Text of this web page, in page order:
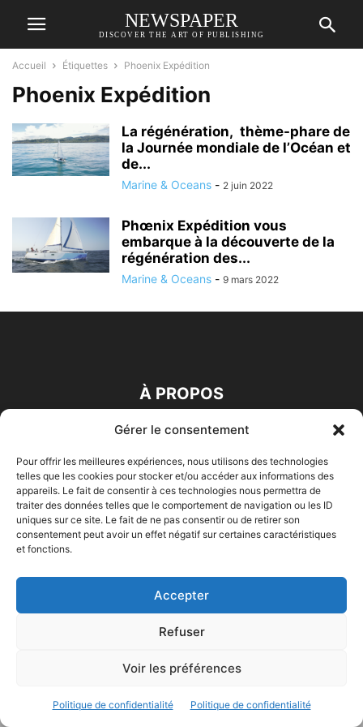
Gérer le consentement
Pour offrir les meilleures expériences, nous utilisons des technologies
telles que les cookies pour stocker et/ou accéder aux informations des
appareils. Le fait de consentir à ces technologies nous permettra de
traiter des données telles que le comportement de navigation ou les ID
uniques sur ce site. Le fait de ne pas consentir ou de retirer son
consentement peut avoir un effet négatif sur certaines caractéristiques
et fonctions.
Accepter
Refuser
Voir les préférences
Politique de confidentialité Politique de confidentialité
NEWSPAPER
DISCOVER THE ART OF PUBLISHING
Accueil Étiquettes Phoenix Expédition
Phoenix Expédition
La régénération, thème-phare de
la Journée mondiale de l’Océan et
de...
Marine & Oceans - 2 juin 2022
Phœnix Expédition vous
embarque à la découverte de la
régénération des...
Marine & Oceans - 9 mars 2022
À PROPOS
© 2023 - Marine & Océans